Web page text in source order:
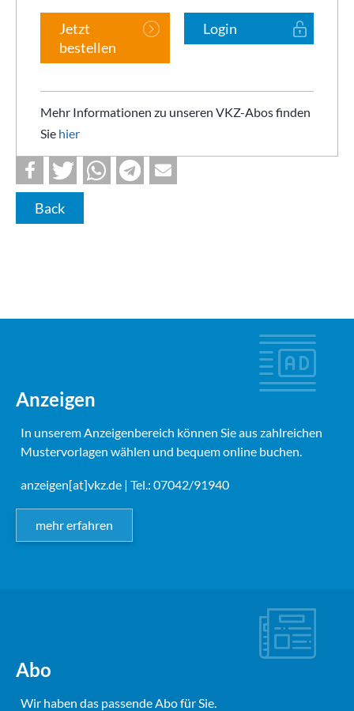
Jetzt
bestellen
Login
Mehr Informationen zu unseren VKZ-Abos finden
Sie hier
Back
Anzeigen
In unserem Anzeigenbereich können Sie aus zahlreichen
Mustervorlagen wählen und bequem online buchen.
anzeigen[at]vkz.de | Tel.: 07042/91940
mehr erfahren
Abo
Wir haben das passende Abo für Sie.